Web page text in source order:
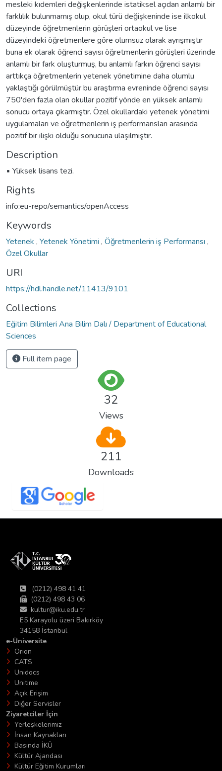
mesleki kıdemleri değişkenlerinde istatiksel açıdan anlamlı bir
farklılık bulunmamış olup, okul türü değişkeninde ise ilkokul
düzeyinde öğretmenlerin görüşleri ortaokul ve lise
düzeyindeki öğretmenlere göre olumsuz olarak ayrışmıştır
buna ek olarak öğrenci sayısı öğretmenlerin görüşleri üzerinde
anlamlı bir fark oluşturmuş, bu anlamlı farkın öğrenci sayısı
arttıkça öğretmenlerin yetenek yönetimine daha olumlu
yaklaştığı görülmüştür bu araştırma evreninde öğrenci sayısı
750'den fazla olan okullar pozitif yönde en yüksek anlamlı
sonucu ortaya çıkarmıştır. Özel okullardaki yetenek yönetimi
uygulamaları ve öğretmenlerin iş performansları arasında
pozitif bir ilişki olduğu sonucuna ulaşılmıştır.
Description
▪ Yüksek lisans tezi.
Rights
info:eu-repo/semantics/openAccess
Keywords
Yetenek , Yetenek Yönetimi , Öğretmenlerin iş Performansı ,
Özel Okullar
URI
https://hdl.handle.net/11413/9101
Collections
Eğitim Bilimleri Ana Bilim Dalı / Department of Educational
Sciences
Full item page
32
Views
211
Downloads
(0212) 498 41 41
(0212) 498 43 06
kultur@iku.edu.tr
E5 Karayolu üzeri Bakırköy
34158 İstanbul
e-Üniversite
Orion
CATS
Unidocs
Unitime
Açık Erişim
Diğer Servisler
Ziyaretciler İçin
Yerleşkelerimiz
İnsan Kaynakları
Basında İKÜ
Kültür Ajandası
Kültür Eğitim Kurumları